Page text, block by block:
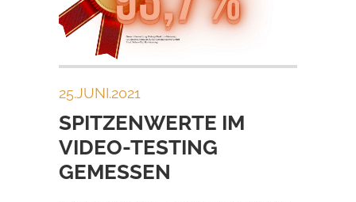
25.JUNI.2021
SPITZENWERTE IM
VIDEO-TESTING
GEMESSEN